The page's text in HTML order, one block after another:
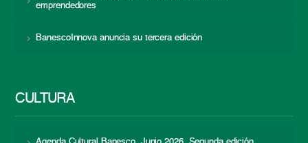
emprendedores
BanescoInnova anuncia su tercera edición
CULTURA